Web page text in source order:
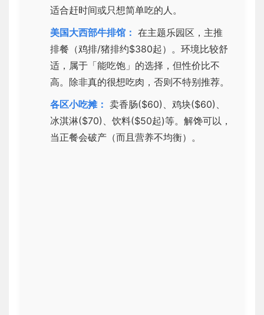
适合赶时间或只想简单吃的人。
美国大西部牛排馆： 在主题乐园区，主推
排餐（鸡排/猪排约$380起）。环境比较舒
适，属于「能吃饱」的选择，但性价比不
高。除非真的很想吃肉，否则不特别推荐。
各区小吃摊： 卖香肠($60)、鸡块($60)、
冰淇淋($70)、饮料($50起)等。解馋可以，
当正餐会破产（而且营养不均衡）。